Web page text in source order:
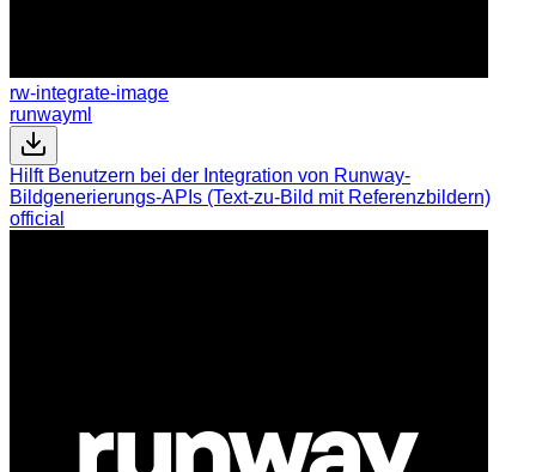
rw-integrate-image
runwayml
Hilft Benutzern bei der Integration von Runway-
Bildgenerierungs-APIs (Text-zu-Bild mit Referenzbildern)
official